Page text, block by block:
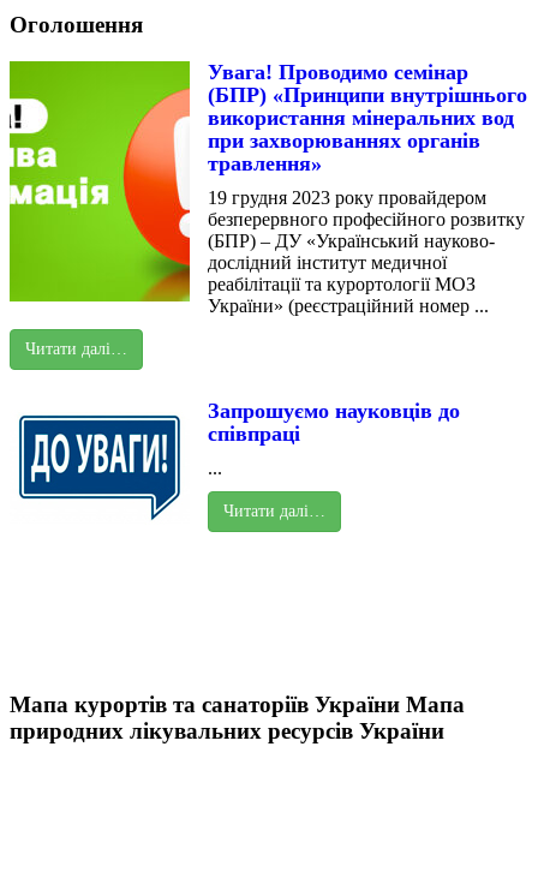
Оголошення
Увага! Проводимо семінар
(БПР) «Принципи внутрішнього
використання мінеральних вод
при захворюваннях органів
травлення»
19 грудня 2023 року провайдером
безперервного професійного розвитку
(БПР) – ДУ «Український науково-
дослідний інститут медичної
реабілітації та курортології МОЗ
України» (реєстраційний номер ...
Читати далі…
Запрошуємо науковців до
співпраці
...
Читати далі…
Мапа курортів та санаторіїв України Мапа
природних лікувальних ресурсів України